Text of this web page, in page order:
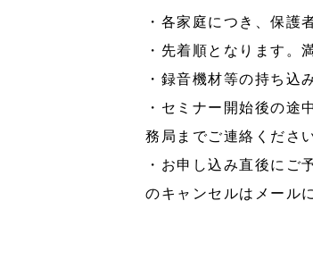
・各家庭につき、保護
・先着順となります。
・録音機材等の持ち込
・セミナー開始後の途
務局までご連絡ください
・お申し込み直後にご
のキャンセルはメール